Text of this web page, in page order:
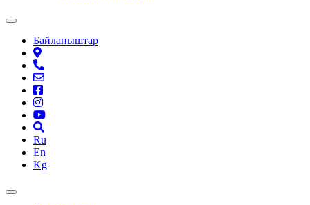
Байланыштар
Ru
En
Kg